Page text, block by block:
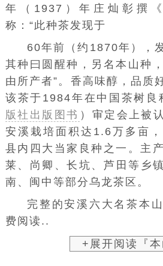
年（1937）年庄灿彰撰
称：“此种茶发现于
60年前（约1870年），
其种曰圆醒种，另名本山种
由所产者”。香高味醇，品质
该茶于1984年在中国茶树良
版社出版图书 ）审定会上被
安溪栽培面积达1.6万多亩
县内四大当家良种之一。主
莱 、尚卿、长坑、芦田等乡
南、闽中等部分乌龙茶区。
完整的安溪六大名茶本
费阅读..
+展开阅读『本